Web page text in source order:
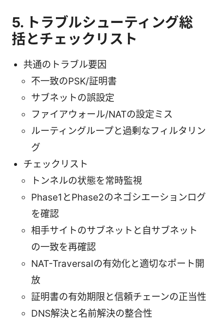
5. トラブルシューティング総
括とチェックリスト
共通のトラブル要因
不一致のPSK/証明書
サブネットの誤設定
ファイアウォール/NATの設定ミス
ルーティングループと過剰なフィルタリン
グ
チェックリスト
トンネルの状態を常時監視
Phase1とPhase2のネゴシエーションログ
を確認
相手サイトのサブネットと自サブネット
の一致を再確認
NAT-Traversalの有効化と適切なポート開
放
証明書の有効期限と信頼チェーンの正当性
DNS解決と名前解決の整合性